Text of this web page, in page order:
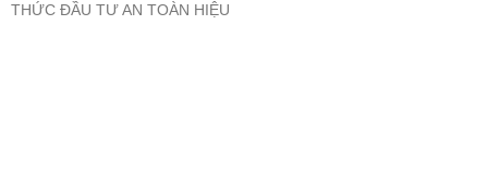
THỨC ĐẦU TƯ AN TOÀN HIỆU